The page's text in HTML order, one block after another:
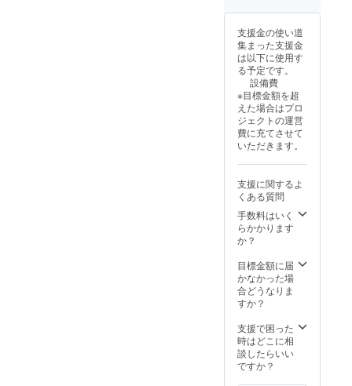
るキャラクター
の設定(職業、性
格、年齢)などの
基本情報をお知
らせください。
どのようなス
トーリーに盛り
込むか、具体的
な判断をして、
いくつかの候補
を用意して返信
させていただき
ます。また、登
場したキャラク
ターの著作権は
こちらのものと
致します。 教師
や警察官などの
公務員。飲食店
関係者や旅客運
送業など、これ
らの業種のキャ
ラクターなどは
に出てくるので
割と出演させや
すいです。
支援金の使い道
集まった支援金
は以下に使用す
る予定です。
設備費
※目標金額を超
えた場合はプロ
ジェクトの運営
費に充てさせて
いただきます。
支援に関するよ
くある質問
手数料はいく
らかかります
か？
目標金額に届
かなかった場
合どうなりま
すか？
支援で困った
時はどこに相
談したらいい
ですか？